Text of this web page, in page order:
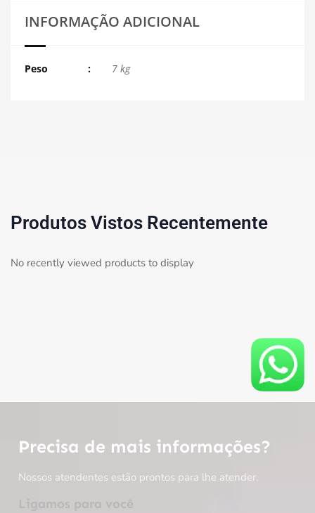
INFORMAÇÃO ADICIONAL
Peso 7 kg
Produtos Vistos Recentemente
No recently viewed products to display
Precisa de mais informações?
Nossos atendentes estão prontos para lhe atender.
Ligamos para você